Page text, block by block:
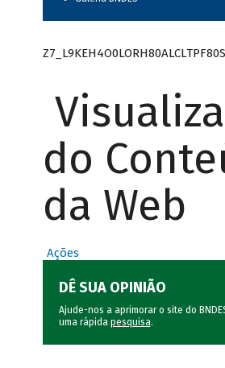
do
da Web
Ações
DÊ SUA OPINIÃO
Ajude-nos a aprimorar o site do
uma rápida pesquisa.